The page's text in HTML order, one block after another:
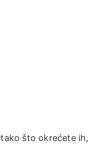
što okrećete ih,